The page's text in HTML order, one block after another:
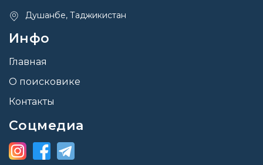
Душанбе, Таджикистан
Инфо
Главная
О поисковике
Контакты
Соцмедиа